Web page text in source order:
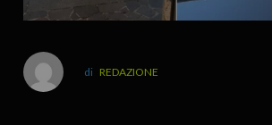
REDAZIONE